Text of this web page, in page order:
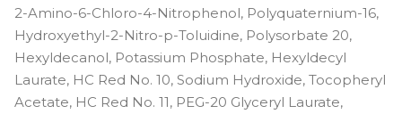
2-Amino-6-Chloro-4-Nitrophenol, Polyquaternium-16,
Hydroxyethyl-2-Nitro-p-Toluidine, Polysorbate 20,
Hexyldecanol, Potassium Phosphate, Hexyldecyl
Laurate, HC Red No. 10, Sodium Hydroxide, Tocopheryl
Acetate, HC Red No. 11, PEG-20 Glyceryl Laurate,